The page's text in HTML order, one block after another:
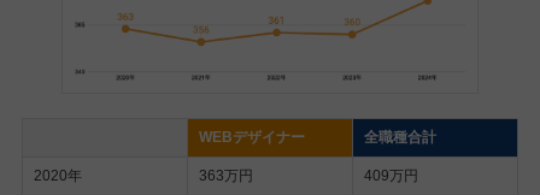
WEBデザイナー 全職種合計
2020年 363万円 409万円